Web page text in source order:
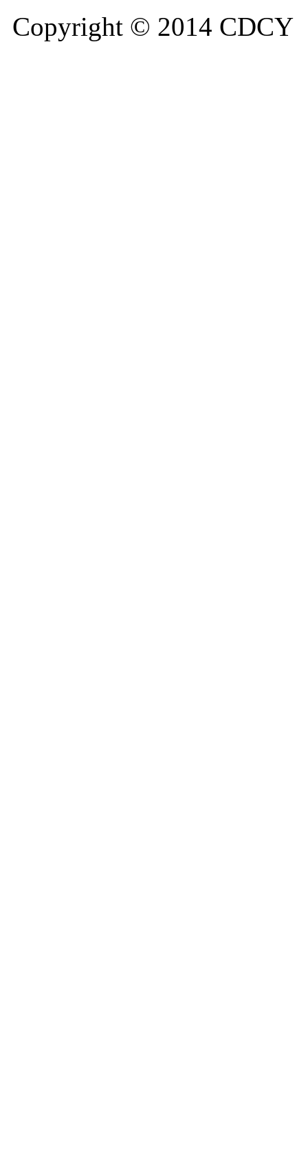
Copyright © 2014 CDCY